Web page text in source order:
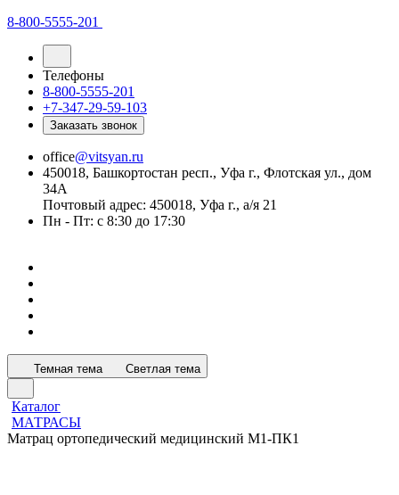
8-800-5555-201
Телефоны
8-800-5555-201
+7-347-29-59-103
Заказать звонок
office@vitsyan.ru
450018, Башкортостан респ., Уфа г., Флотская ул., дом
34А
Почтовый адрес: 450018, Уфа г., а/я 21
Пн - Пт: с 8:30 до 17:30
Темная тема Светлая тема
Каталог
МАТРАСЫ
Матрац ортопедический медицинский М1-ПК1